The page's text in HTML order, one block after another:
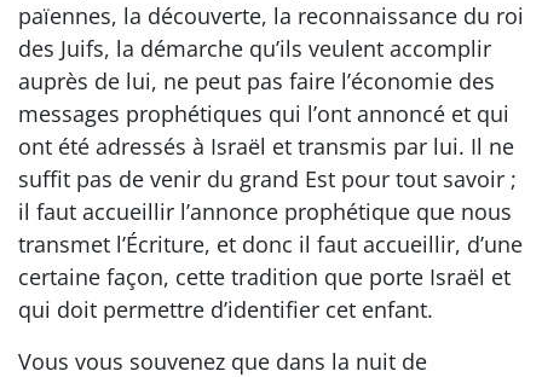
païennes, la découverte, la reconnaissance du roi
des Juifs, la démarche qu’ils veulent accomplir
auprès de lui, ne peut pas faire l’économie des
messages prophétiques qui l’ont annoncé et qui
ont été adressés à Israël et transmis par lui. Il ne
suffit pas de venir du grand Est pour tout savoir ;
il faut accueillir l’annonce prophétique que nous
transmet l’Écriture, et donc il faut accueillir, d’une
certaine façon, cette tradition que porte Israël et
qui doit permettre d’identifier cet enfant.
Vous vous souvenez que dans la nuit de